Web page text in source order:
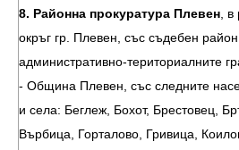
8. Районна прокуратура Плевен ,
окръг гр. Плевен, със съдебен
административно-териториалните
- Община Плевен, със следните
и села: Беглеж, Бохот, Брестовец,
Върбица, Горталово, Гривица,